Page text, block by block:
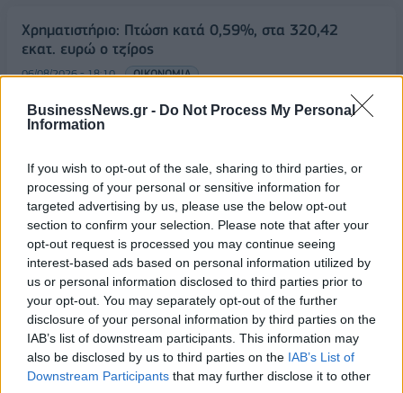
BusinessNews.gr - Do Not Process My Personal
Information
If you wish to opt-out of the sale, sharing to third parties, or
processing of your personal or sensitive information for
targeted advertising by us, please use the below opt-out
section to confirm your selection. Please note that after your
opt-out request is processed you may continue seeing
interest-based ads based on personal information utilized by
us or personal information disclosed to third parties prior to
your opt-out. You may separately opt-out of the further
disclosure of your personal information by third parties on the
IAB’s list of downstream participants. This information may
also be disclosed by us to third parties on the IAB’s List of
Downstream Participants that may further disclose it to other
Χρηματιστήριο: Πτώση κατά 0,59%, στα 320,42
εκατ. ευρώ ο τζίρος
06/08/2026 - 18:10 ΟΙΚΟΝΟΜΙΑ
ΟΠΕΚΑ: Αύριο η δεύτερη πληρωμή των δικαιούχων
του Λογαριασμού Αγροτικής Εστίας
Κυβερνητική Επιτροπή Βιομηχανίας- Κ. Μητσοτάκης:
Στρατηγική προτεραιότητα η ενίσχυση της
βιομηχανίας
06/08/2026 - 17:18 ΠΟΛΙΤΙΚΗ
Από τις 28 Αυγούστου η ψηφιακή ενεργοποίηση της
Κάρτας Αγρότη μέσω της ΕΑΕ 2026
06/08/2026 - 16:51 ΟΙΚΟΝΟΜΙΑ
Eurobank: Εξελίξεις και προοπτικές στις αγορές
πετρελαίου και φυσικού αερίου στην Ευρώπη